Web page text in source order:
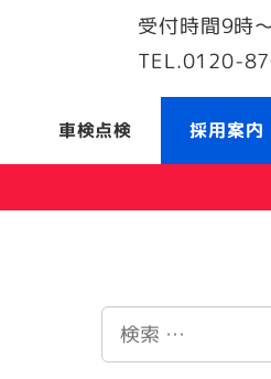
受付時間9時
TEL.0120-
車検点検 採用案内
索